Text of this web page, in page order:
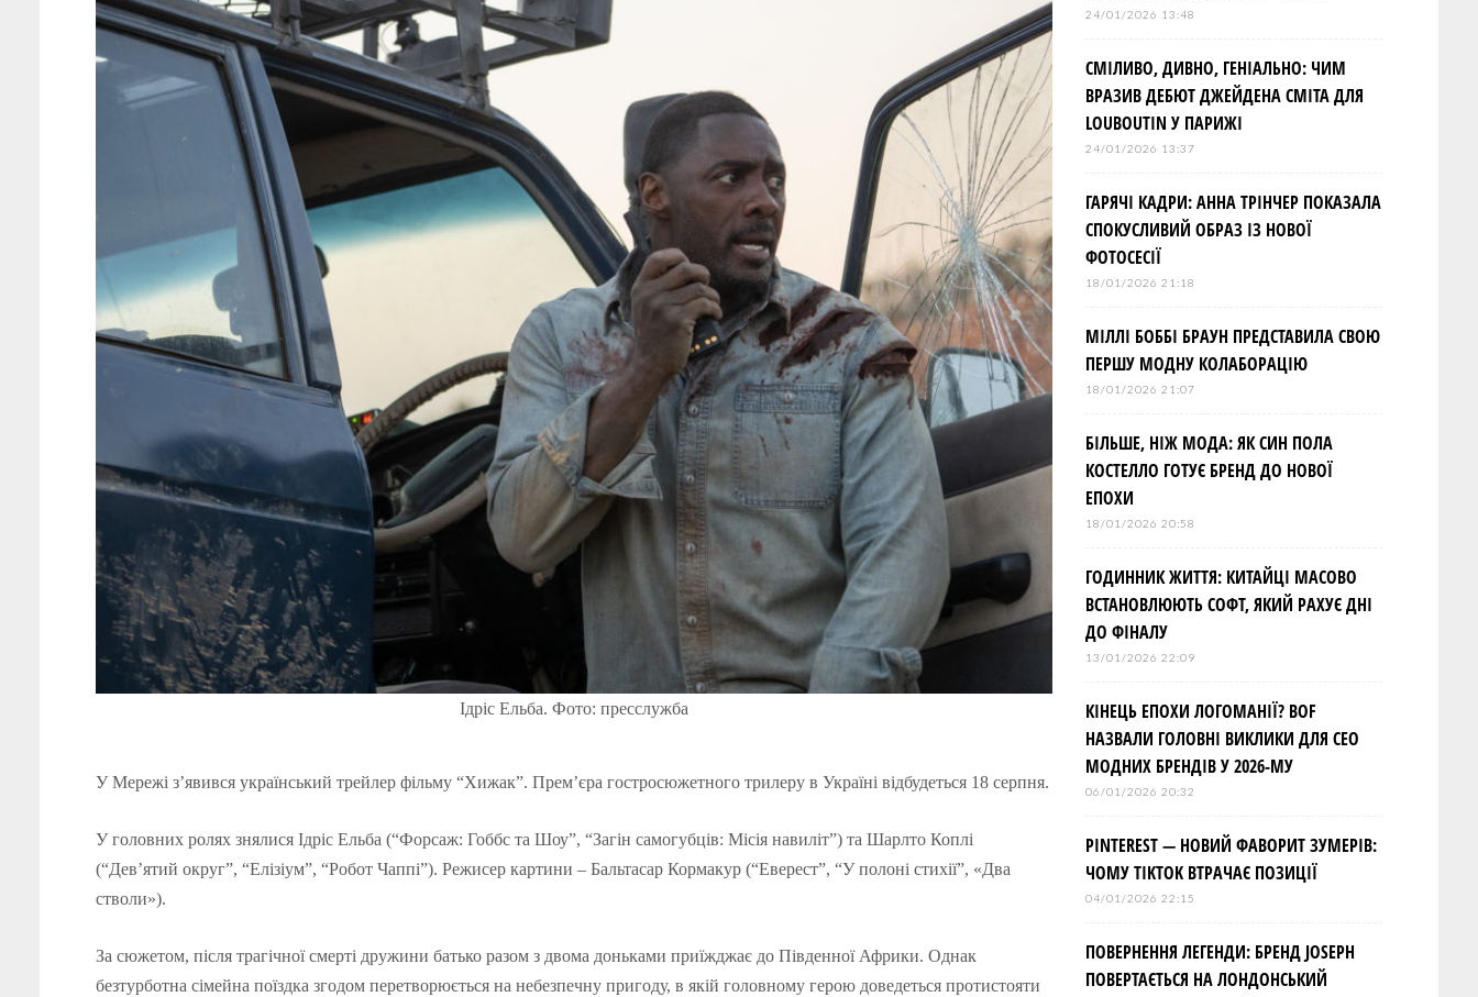
Ідріс Ельба. Фото: пресслужба
У Мережі з’явився український трейлер фільму “Хижак”. Прем’єра гостросюжетного трилеру в Україні відбудеться 18 серпня.
У головних ролях знялися Ідріс Ельба (“Форсаж: Гоббс та Шоу”, “Загін самогубців: Місія навиліт”) та Шарлто Коплі
(“Дев’ятий округ”, “Елізіум”, “Робот Чаппі”). Режисер картини – Бальтасар Кормакур (“Еверест”, “У полоні стихії”, «Два
стволи»).
За сюжетом, після трагічної смерті дружини батько разом з двома доньками приїжджає до Південної Африки. Однак
безтурботна сімейна поїздка згодом перетворюється на небезпечну пригоду, в якій головному герою доведеться протистояти
24/01/2026 13:48
СМІЛИВО, ДИВНО, ГЕНІАЛЬНО: ЧИМ
ВРАЗИВ ДЕБЮТ ДЖЕЙДЕНА СМІТА ДЛЯ
LOUBOUTIN У ПАРИЖІ
24/01/2026 13:37
ГАРЯЧІ КАДРИ: АННА ТРІНЧЕР ПОКАЗАЛА
СПОКУСЛИВИЙ ОБРАЗ ІЗ НОВОЇ
ФОТОСЕСІЇ
18/01/2026 21:18
МІЛЛІ БОББІ БРАУН ПРЕДСТАВИЛА СВОЮ
ПЕРШУ МОДНУ КОЛАБОРАЦІЮ
18/01/2026 21:07
БІЛЬШЕ, НІЖ МОДА: ЯК СИН ПОЛА
КОСТЕЛЛО ГОТУЄ БРЕНД ДО НОВОЇ
ЕПОХИ
18/01/2026 20:58
ГОДИННИК ЖИТТЯ: КИТАЙЦІ МАСОВО
ВСТАНОВЛЮЮТЬ СОФТ, ЯКИЙ РАХУЄ ДНІ
ДО ФІНАЛУ
13/01/2026 22:09
КІНЕЦЬ ЕПОХИ ЛОГОМАНІЇ? BOF
НАЗВАЛИ ГОЛОВНІ ВИКЛИКИ ДЛЯ СЕО
МОДНИХ БРЕНДІВ У 2026-МУ
06/01/2026 20:32
PINTEREST — НОВИЙ ФАВОРИТ ЗУМЕРІВ:
ЧОМУ TIKTOK ВТРАЧАЄ ПОЗИЦІЇ
04/01/2026 22:15
ПОВЕРНЕННЯ ЛЕГЕНДИ: БРЕНД JOSEPH
ПОВЕРТАЄТЬСЯ НА ЛОНДОНСЬКИЙ